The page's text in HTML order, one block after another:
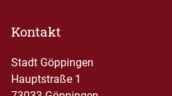
Kontakt
Stadt Göppingen
Hauptstraße 1